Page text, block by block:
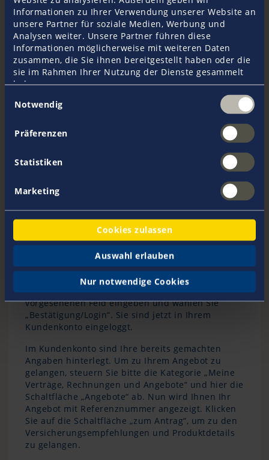
Informationen zu Ihrer Verwendung unserer Website an
unsere Partner für soziale Medien, Werbung und
Analysen weiter. Unsere Partner führen diese
Informationen möglicherweise mit weiteren Daten
zusammen, die Sie ihnen bereitgestellt haben oder die
sie im Rahmen Ihrer Nutzung der Dienste gesammelt
haben.
Notwendig
Präferenzen
Statistiken
Marketing
Cookies zulassen
Auswahl erlauben
Nur notwendige Cookies
Wie geht es weiter?
Je nach Art Ihrer eingegebenen Schiffsdaten
Bootsversicherungen den direkten Online-
Abschluss der Versicherung an oder Sie werden
von unserem Team individuell kontaktiert, um mit
Ihnen ein individuelles Angebot zu einer
Bootskaskoversicherung oder einer anderen
Versicherung zu besprechen.
Direkter Versicherungsabschluss
Sollte ein direkter Versicherungsabschluss
möglich sein, erhalten Sie eine E-Mail, in der Sie
aufgefordert werden, ein Passwort für Ihr
Benutzerkonto festzulegen. Bestätigen Sie Ihr
Passwort, in dem Sie es noch einmal im dafür
vorgesehenen Feld eingeben und wählen Sie
„Bestätigung/Login“. Sie sind jetzt in Ihrem
Kundenkonto eingeloggt.
Im Kundenkonto sind Ihre bereits gemachten
Angaben hinterlegt. Um zu Ihrem Angebot zu
gelangen, steuern Sie bitte die Kategorie „Meine
Verträge, Rechnungen und Angebote“ und hier die
Schaltfläche „Angebote“ ab. Nun wird Ihnen Ihr
Angebot mit Referenznummer angezeigt. Klicken
Sie auf die Schaltfläche „zum Antrag“, um zu den
Versicherungsempfehlungen und Produktdetails
zu gelangen.